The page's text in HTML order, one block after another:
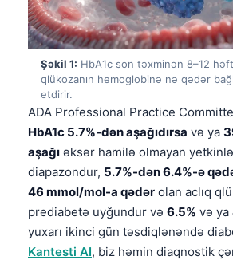
Şəkil 1: HbA1c son təxminən 8–12
qlükozanın hemoglobinə nə qədər
etdirir.
ADA Professional Practice
HbA1c 5.7%-dən aşağıdırsa və ya
aşağı əksər hamilə olmayan
diapazondur, 5.7%-dən 6.4%-ə
46 mmol/mol-a qədər olan aclıq
prediabetə uyğundur və 6.5% və ya
yuxarı ikinci gün təsdiqlənəndə
Kantesti AI, biz həmin diaqnostik